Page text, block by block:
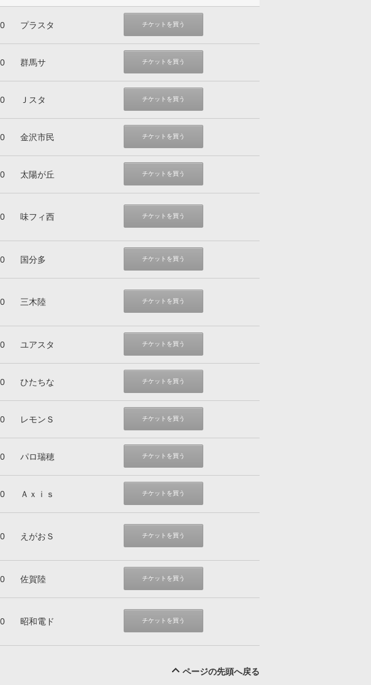
プラスタ チケットを買う
群馬サ チケットを買う
Ｊスタ チケットを買う
金沢市民 チケットを買う
太陽が丘 チケットを買う
味フィ西 チケットを買う
国分多 チケットを買う
三木陸 チケットを買う
ユアスタ チケットを買う
ひたちな チケットを買う
レモンＳ チケットを買う
パロ瑞穂 チケットを買う
Ａｘｉｓ チケットを買う
えがおＳ チケットを買う
佐賀陸 チケットを買う
昭和電ド チケットを買う
ページの先頭へ戻る